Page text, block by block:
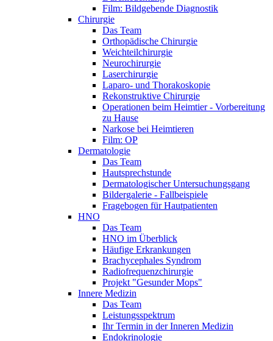
Film: Bildgebende Diagnostik
Chirurgie
Das Team
Orthopädische Chirurgie
Weichteilchirurgie
Neurochirurgie
Laserchirurgie
Laparo- und Thorakoskopie
Rekonstruktive Chirurgie
Operationen beim Heimtier - Vorbereitung
zu Hause
Narkose bei Heimtieren
Film: OP
Dermatologie
Das Team
Hautsprechstunde
Dermatologischer Untersuchungsgang
Bildergalerie - Fallbeispiele
Fragebogen für Hautpatienten
HNO
Das Team
HNO im Überblick
Häufige Erkrankungen
Brachycephales Syndrom
Radiofrequenzchirurgie
Projekt "Gesunder Mops"
Innere Medizin
Das Team
Leistungsspektrum
Ihr Termin in der Inneren Medizin
Endokrinologie